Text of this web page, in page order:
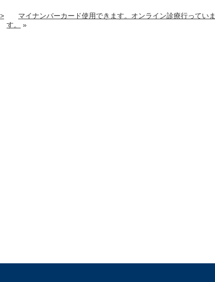
マイナンバーカード使用できます。オンライン診療行っていま
す。
»